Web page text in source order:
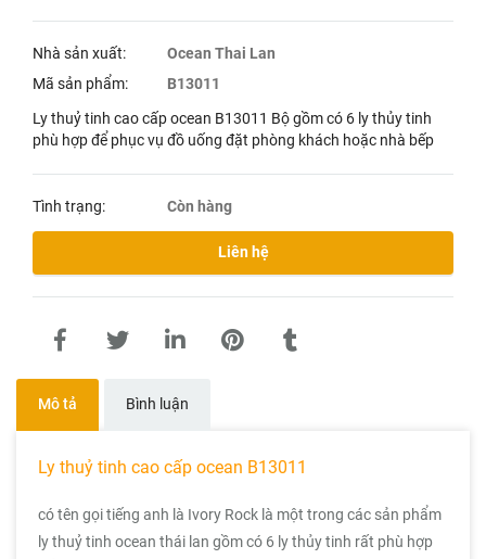
Nhà sản xuất:
Ocean Thai Lan
Mã sản phẩm:
B13011
Ly thuỷ tinh cao cấp ocean B13011 Bộ gồm có 6 ly thủy tinh
phù hợp để phục vụ đồ uống đặt phòng khách hoặc nhà bếp
Tình trạng: Còn hàng
Liên hệ
Mô tả Bình luận
Ly thuỷ tinh cao cấp ocean B13011
có tên gọi tiếng anh là Ivory Rock là một trong các sản phẩm
ly thuỷ tinh ocean thái lan gồm có 6 ly thủy tinh rất phù hợp